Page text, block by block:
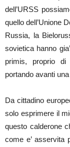
dell’URSS
quello dell’Unione
Russia, la
sovietica hanno
primis, proprio di
portando avanti
Da cittadino
solo esprimere il
questo calderone
come e’ asservita